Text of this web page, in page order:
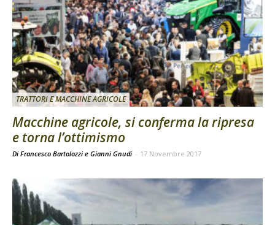
TRATTORI E MACCHINE AGRICOLE
Macchine agricole, si conferma la ripresa
e torna l’ottimismo
Di Francesco Bartolozzi e Gianni Gnudi - 17 Novembre 2017